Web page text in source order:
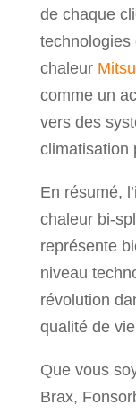
de chaque
technologies
chaleur
comme un
vers des
climatisation
En résumé,
chaleur bi-
représente
niveau
révolution
qualité de
Que vous
Brax,